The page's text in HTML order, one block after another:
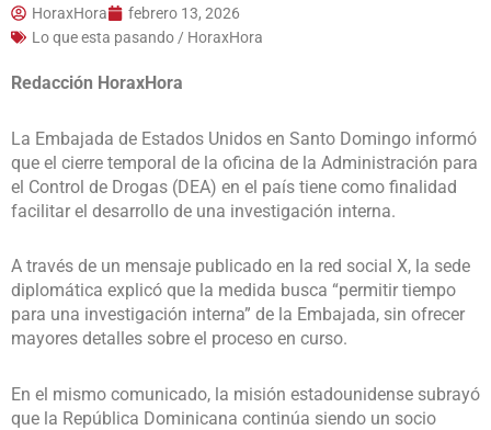
HoraxHora
febrero 13, 2026
Lo que esta pasando / HoraxHora
Redacción HoraxHora
La Embajada de Estados Unidos en Santo Domingo informó
que el cierre temporal de la oficina de la Administración para
el Control de Drogas (DEA) en el país tiene como finalidad
facilitar el desarrollo de una investigación interna.
A través de un mensaje publicado en la red social X, la sede
diplomática explicó que la medida busca “permitir tiempo
para una investigación interna” de la Embajada, sin ofrecer
mayores detalles sobre el proceso en curso.
En el mismo comunicado, la misión estadounidense subrayó
que la República Dominicana continúa siendo un socio